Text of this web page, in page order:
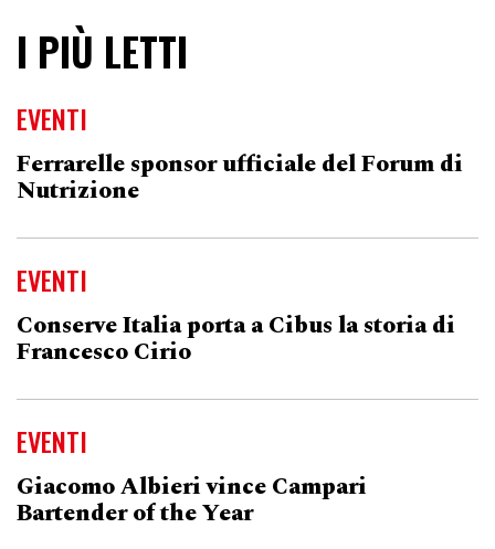
I PIÙ LETTI
EVENTI
Ferrarelle sponsor ufficiale del Forum di
Nutrizione
EVENTI
Conserve Italia porta a Cibus la storia di
Francesco Cirio
EVENTI
Giacomo Albieri vince Campari
Bartender of the Year